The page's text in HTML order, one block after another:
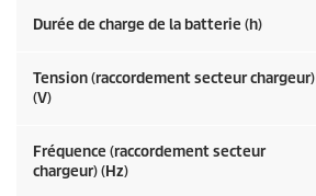
Durée de charge de la batterie (h)
Tension (raccordement secteur chargeur)
(V)
Fréquence (raccordement secteur
chargeur) (Hz)